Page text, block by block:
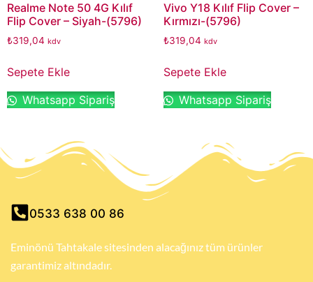
Realme Note 50 4G Kılıf
Flip Cover – Siyah-(5796)
₺319,04 kdv
Sepete Ekle
Whatsapp Sipariş
Vivo Y18 Kılıf Flip Cover –
Kırmızı-(5796)
₺319,04 kdv
Sepete Ekle
Whatsapp Sipariş
0533 638 00 86
Eminönü Tahtakale sitesinden alacağınız tüm ürünler
garantimiz altındadır.